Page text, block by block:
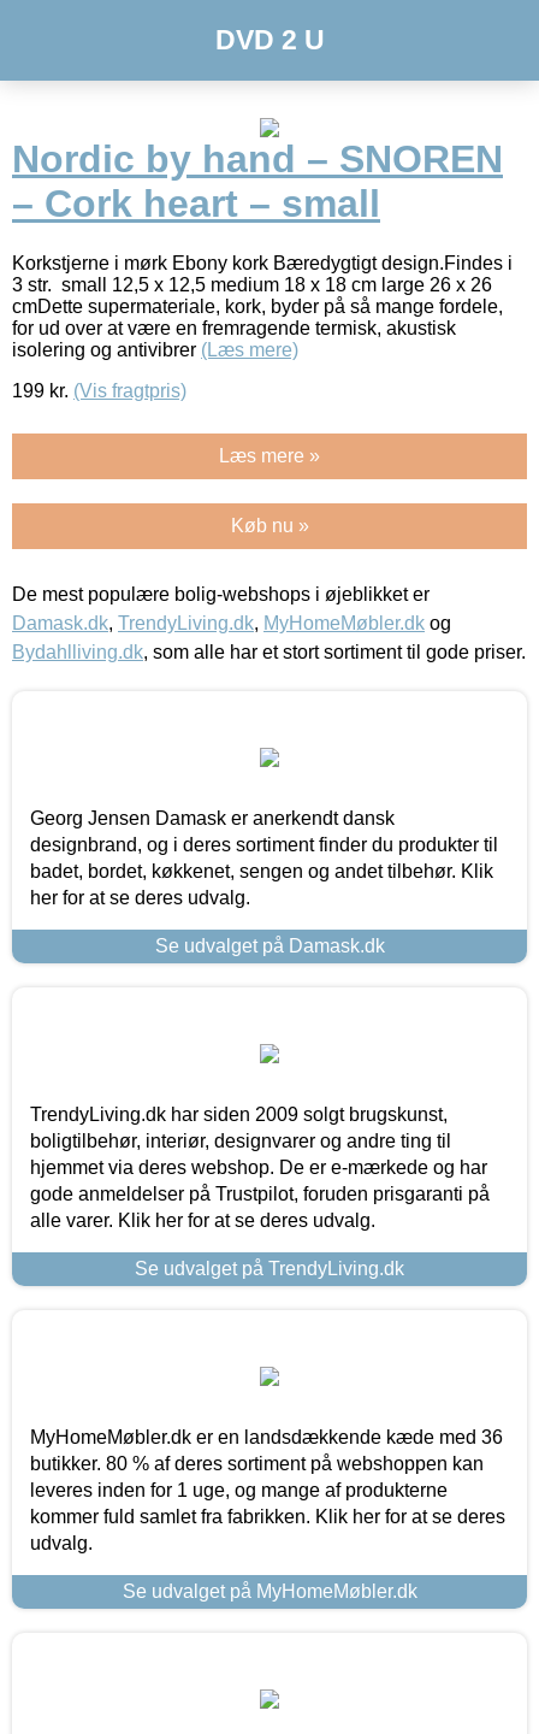
DVD 2 U
Nordic by hand – SNOREN
– Cork heart – small
Korkstjerne i mørk Ebony kork Bæredygtigt design.Findes i
3 str. small 12,5 x 12,5 medium 18 x 18 cm large 26 x 26
cmDette supermateriale, kork, byder på så mange fordele,
for ud over at være en fremragende termisk, akustisk
isolering og antivibrer (Læs mere)
199 kr. (Vis fragtpris)
Læs mere »
Køb nu »
De mest populære bolig-webshops i øjeblikket er
Damask.dk, TrendyLiving.dk, MyHomeMøbler.dk og
Bydahlliving.dk, som alle har et stort sortiment til gode priser.
Georg Jensen Damask er anerkendt dansk
designbrand, og i deres sortiment finder du produkter til
badet, bordet, køkkenet, sengen og andet tilbehør. Klik
her for at se deres udvalg.
Se udvalget på Damask.dk
TrendyLiving.dk har siden 2009 solgt brugskunst,
boligtilbehør, interiør, designvarer og andre ting til
hjemmet via deres webshop. De er e-mærkede og har
gode anmeldelser på Trustpilot, foruden prisgaranti på
alle varer. Klik her for at se deres udvalg.
Se udvalget på TrendyLiving.dk
MyHomeMøbler.dk er en landsdækkende kæde med 36
butikker. 80 % af deres sortiment på webshoppen kan
leveres inden for 1 uge, og mange af produkterne
kommer fuld samlet fra fabrikken. Klik her for at se deres
udvalg.
Se udvalget på MyHomeMøbler.dk